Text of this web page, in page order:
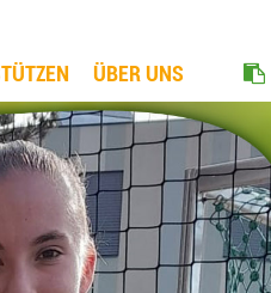
ÜBER UNS